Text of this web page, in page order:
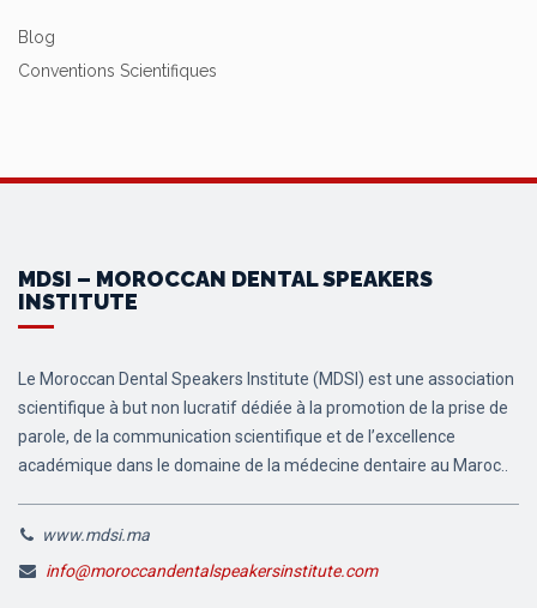
Blog
Conventions Scientifiques
MDSI – MOROCCAN DENTAL SPEAKERS
INSTITUTE
Le Moroccan Dental Speakers Institute (MDSI) est une association
scientifique à but non lucratif dédiée à la promotion de la prise de
parole, de la communication scientifique et de l’excellence
académique dans le domaine de la médecine dentaire au Maroc..
www.mdsi.ma
info@moroccandentalspeakersinstitute.com